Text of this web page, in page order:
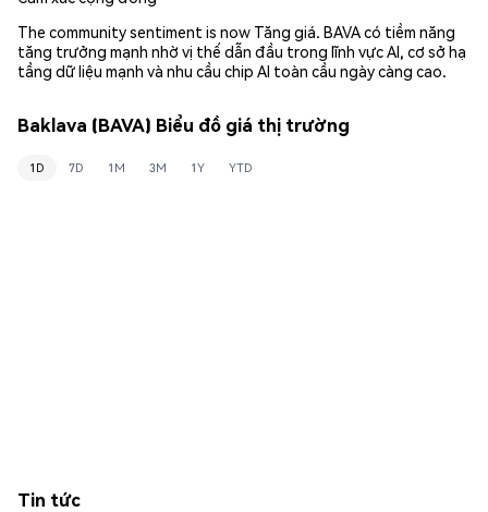
The community sentiment is now Tăng giá. BAVA có tiềm năng
tăng trưởng mạnh nhờ vị thế dẫn đầu trong lĩnh vực AI, cơ sở hạ
tầng dữ liệu mạnh và nhu cầu chip AI toàn cầu ngày càng cao.
Baklava (BAVA) Biểu đồ giá thị trường
1D 7D 1M 3M 1Y YTD
Tin tức